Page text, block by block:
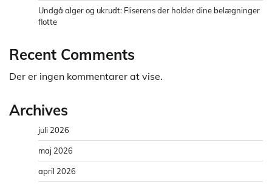
Undgå alger og ukrudt: Fliserens der holder dine belægninger
flotte
Recent Comments
Der er ingen kommentarer at vise.
Archives
juli 2026
maj 2026
april 2026